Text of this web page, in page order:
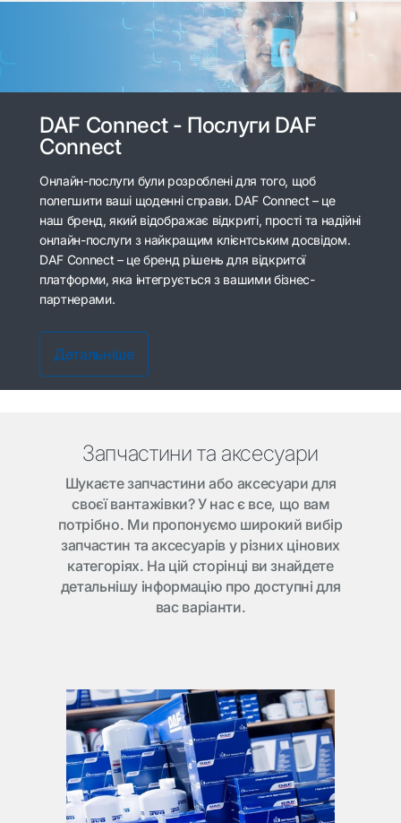
DAF Connect - Послуги DAF
Connect
Онлайн-послуги були розроблені для того, щоб
полегшити ваші щоденні справи. DAF Connect – це
наш бренд, який відображає відкриті, прості та надійні
онлайн-послуги з найкращим клієнтським досвідом.
DAF Connect – це бренд рішень для відкритої
платформи, яка інтегрується з вашими бізнес-
партнерами.
Детальніше
Запчастини та аксесуари
Шукаєте запчастини або аксесуари для
своєї вантажівки? У нас є все, що вам
потрібно. Ми пропонуємо широкий вибір
запчастин та аксесуарів у різних цінових
категоріях. На цій сторінці ви знайдете
детальнішу інформацію про доступні для
вас варіанти.